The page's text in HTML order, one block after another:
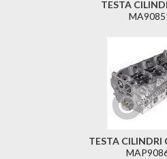
TESTA
TESTA CILINDRI